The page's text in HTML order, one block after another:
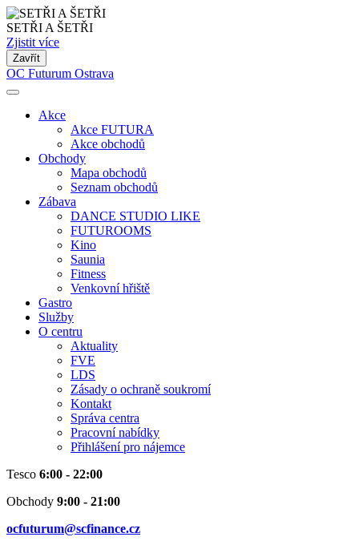
SETŘI A ŠETŘI
Zjistit více
Zavřít
OC Futurum Ostrava
Akce
Akce FUTURA
Akce obchodů
Obchody
Mapa obchodů
Seznam obchodů
Zábava
DANCE STUDIO LIKE
FUTUROOMS
Kino
Saunia
Fitness
Venkovní hřiště
Gastro
Služby
O centru
Aktuality
FVE
LDS
Zásady o ochraně soukromí
Kontakt
Správa centra
Pracovní nabídky
Přihlášení pro nájemce
Tesco 6:00 - 22:00
Obchody 9:00 - 21:00
ocfuturum@scfinance.cz